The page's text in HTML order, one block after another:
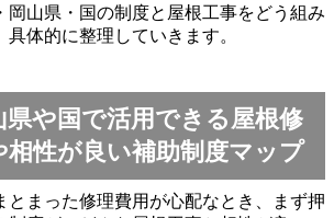
岡山県・国の制度と屋根工事をどう組み
体的に整理していきます。
県や国で活用できる屋根修
相性が良い補助制度マップ
とまった修理費用が心配なとき、まず押